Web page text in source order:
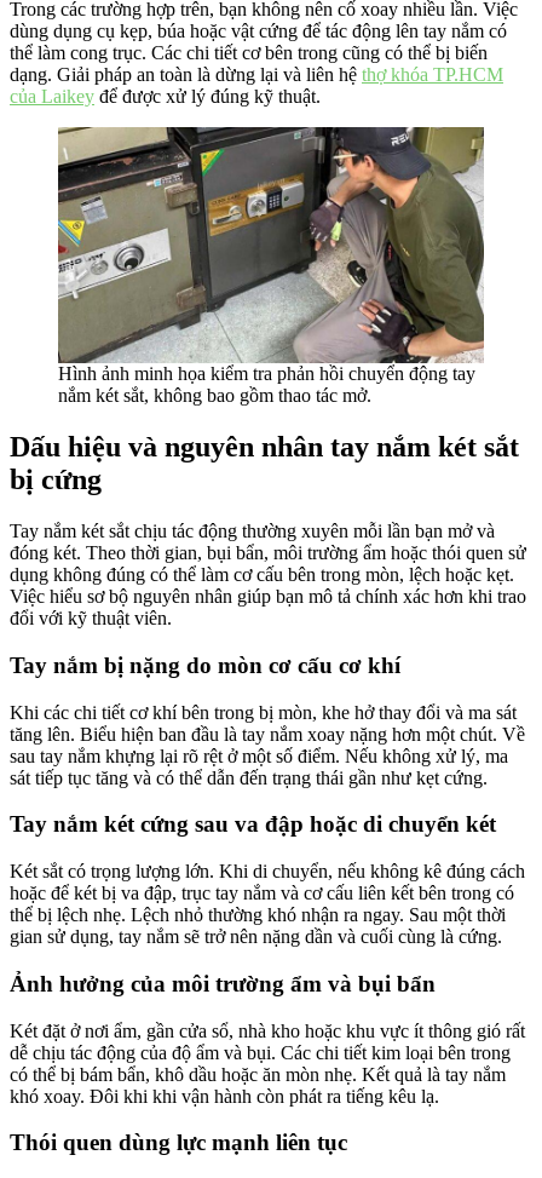
Trong các trường hợp trên, bạn không nên cố xoay nhiều lần. Việc
dùng dụng cụ kẹp, búa hoặc vật cứng để tác động lên tay nắm có
thể làm cong trục. Các chi tiết cơ bên trong cũng có thể bị biến
dạng. Giải pháp an toàn là dừng lại và liên hệ thợ khóa TP.HCM
của Laikey để được xử lý đúng kỹ thuật.
Hình ảnh minh họa kiểm tra phản hồi chuyển động tay
nắm két sắt, không bao gồm thao tác mở.
Dấu hiệu và nguyên nhân tay nắm két sắt
bị cứng
Tay nắm két sắt chịu tác động thường xuyên mỗi lần bạn mở và
đóng két. Theo thời gian, bụi bẩn, môi trường ẩm hoặc thói quen sử
dụng không đúng có thể làm cơ cấu bên trong mòn, lệch hoặc kẹt.
Việc hiểu sơ bộ nguyên nhân giúp bạn mô tả chính xác hơn khi trao
đổi với kỹ thuật viên.
Tay nắm bị nặng do mòn cơ cấu cơ khí
Khi các chi tiết cơ khí bên trong bị mòn, khe hở thay đổi và ma sát
tăng lên. Biểu hiện ban đầu là tay nắm xoay nặng hơn một chút. Về
sau tay nắm khựng lại rõ rệt ở một số điểm. Nếu không xử lý, ma
sát tiếp tục tăng và có thể dẫn đến trạng thái gần như kẹt cứng.
Tay nắm két cứng sau va đập hoặc di chuyển két
Két sắt có trọng lượng lớn. Khi di chuyển, nếu không kê đúng cách
hoặc để két bị va đập, trục tay nắm và cơ cấu liên kết bên trong có
thể bị lệch nhẹ. Lệch nhỏ thường khó nhận ra ngay. Sau một thời
gian sử dụng, tay nắm sẽ trở nên nặng dần và cuối cùng là cứng.
Ảnh hưởng của môi trường ẩm và bụi bẩn
Két đặt ở nơi ẩm, gần cửa sổ, nhà kho hoặc khu vực ít thông gió rất
dễ chịu tác động của độ ẩm và bụi. Các chi tiết kim loại bên trong
có thể bị bám bẩn, khô dầu hoặc ăn mòn nhẹ. Kết quả là tay nắm
khó xoay. Đôi khi khi vận hành còn phát ra tiếng kêu lạ.
Thói quen dùng lực mạnh liên tục